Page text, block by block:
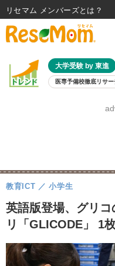
大学受験 by 東進
医専予備校徹底リサー
8月開
英語版登場、グリ
リ「GLICODE」 1
教育ICT 小学生
リセマム メンバーズ